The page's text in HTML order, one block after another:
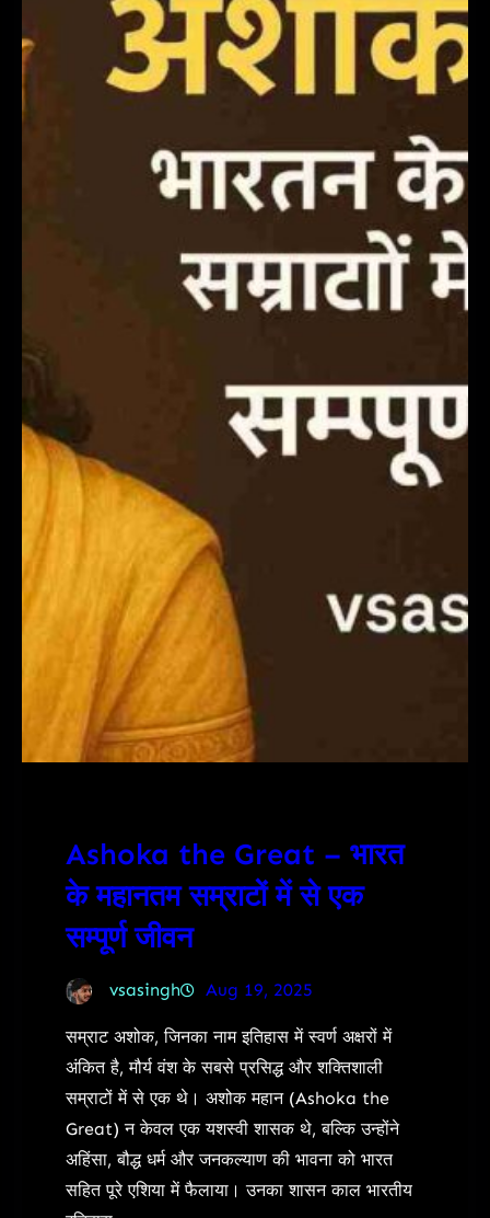
Ashoka the Great – भारत
के महानतम सम्राटों में से एक
सम्पूर्ण जीवन
vsasingh Aug 19, 2025
सम्राट अशोक, जिनका नाम इतिहास में स्वर्ण अक्षरों में
अंकित है, मौर्य वंश के सबसे प्रसिद्ध और शक्तिशाली
सम्राटों में से एक थे। अशोक महान (Ashoka the
Great) न केवल एक यशस्वी शासक थे, बल्कि उन्होंने
अहिंसा, बौद्ध धर्म और जनकल्याण की भावना को भारत
सहित पूरे एशिया में फैलाया। उनका शासन काल भारतीय